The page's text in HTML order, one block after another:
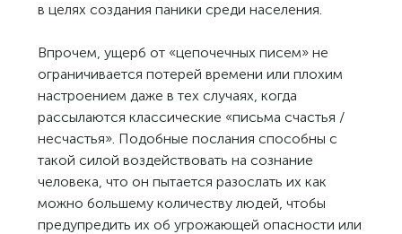
в целях создания паники среди населения.
Впрочем, ущерб от «цепочечных писем» не
ограничивается потерей времени или плохим
настроением даже в тех случаях, когда
рассылаются классические «письма счастья /
несчастья». Подобные послания способны с
такой силой воздействовать на сознание
человека, что он пытается разослать их как
можно большему количеству людей, чтобы
предупредить их об угрожающей опасности или